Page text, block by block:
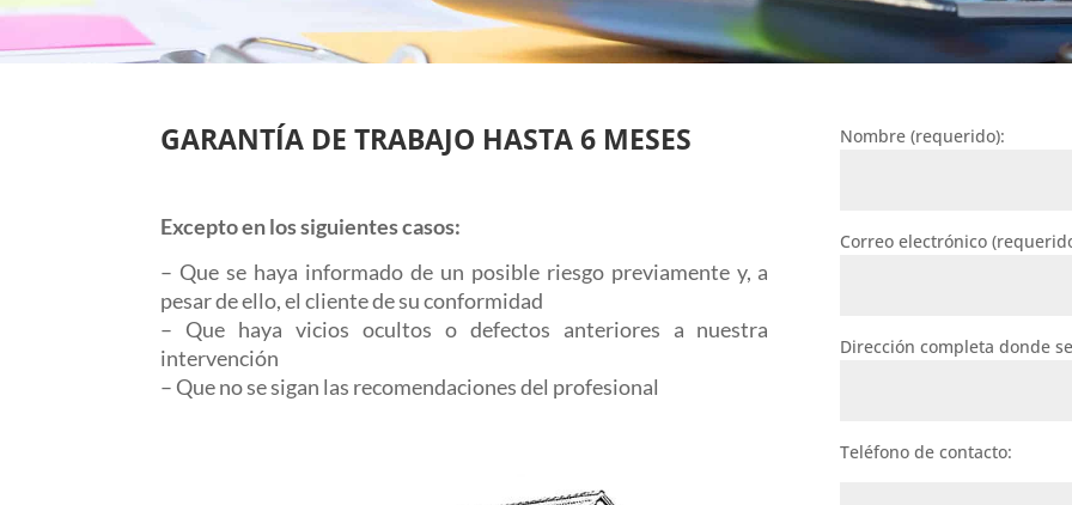
GARANTÍA DE TRABAJO HASTA 6 MESES
Excepto en los siguientes casos:
– Que se haya informado de un posible riesgo previamente y, a
pesar de ello, el cliente de su conformidad
– Que haya vicios ocultos o defectos anteriores a nuestra
intervención
– Que no se sigan las recomendaciones del profesional
Nombre (requerido):
Correo electrónico
Dirección completa donde
Teléfono de contacto: